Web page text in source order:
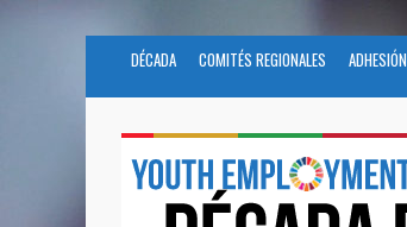
DÉCADA COMITÉS REGIONALES ADHESIÓN